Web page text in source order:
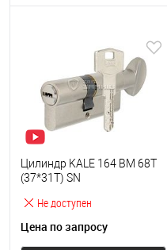
Не доступен
Цилиндр KALE 164 BM 68T
(37*31T) SN
Цена по запросу